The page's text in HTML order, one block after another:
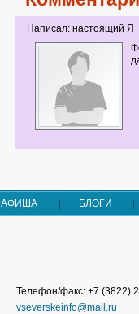
Написал: настоящий Я
АФИША БЛОГИ
Телефон/факс: +7 (3822)
vseverskeinfo@mail.ru